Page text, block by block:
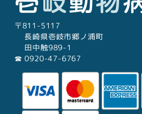
〒811-5117
長崎県壱岐市郷ノ浦町
田中触989-1
☎︎ 0920-47-6767